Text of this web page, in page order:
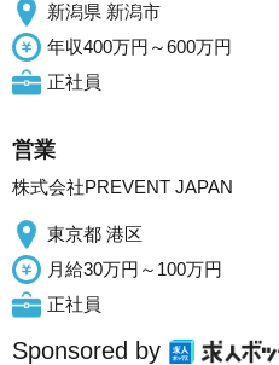
新潟県 新潟市
年収400万円～600万円
正社員
営業
株式会社PREVENT JAPAN
東京都 港区
月給30万円～100万円
正社員
Sponsored by